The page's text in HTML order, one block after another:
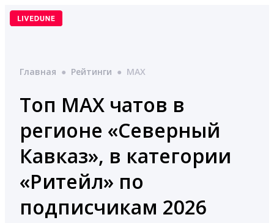
Перейти
Главная ● Рейтинги ● MAX
Топ MAX чатов в
регионе «Северный
Кавказ», в категории
«Ритейл» по
подписчикам 2026